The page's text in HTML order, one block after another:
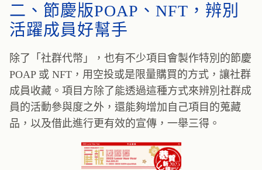
二、節慶版POAP、NFT，辨別
活躍成員好幫手
除了「社群代幣」，也有不少項目會製作特別的節慶
POAP 或 NFT，用空投或是限量購買的方式，讓社群
成員收藏。項目方除了能透過這種方式來辨別社群成
員的活動參與度之外，還能夠增加自己項目的蒐藏
品，以及借此進行更有效的宣傳，一舉三得。